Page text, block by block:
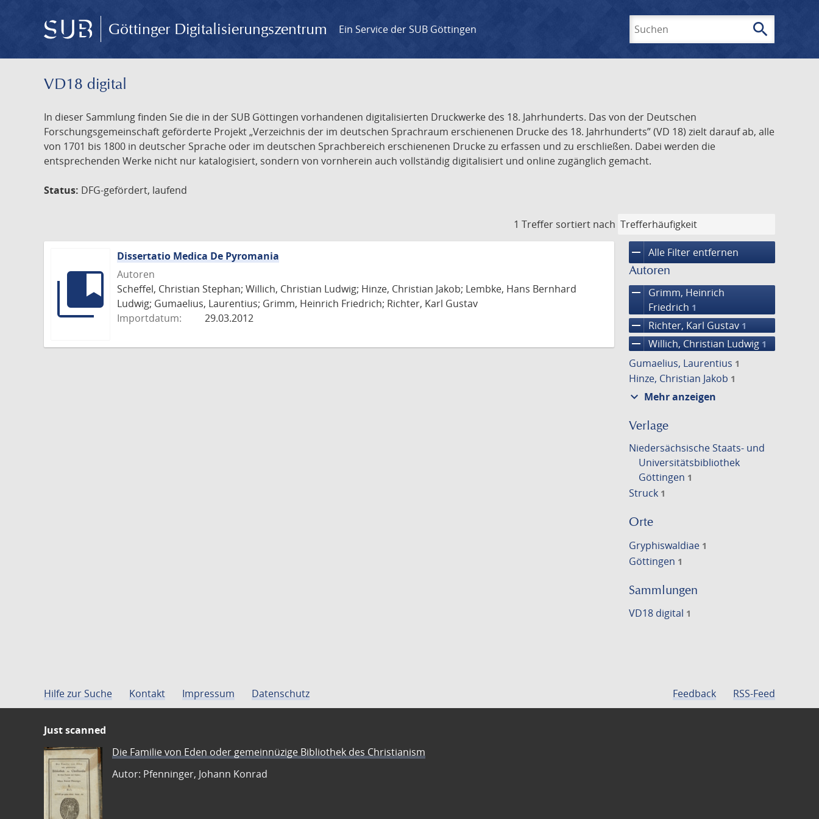
Göttinger Digitalisierungszentrum Ein Service der SUB Göttingen search
VD18 digital
In dieser Sammlung finden Sie die in der SUB Göttingen vorhandenen digitalisierten Druckwerke des 18. Jahrhunderts. Das von der Deutschen
Forschungsgemeinschaft geförderte Projekt „Verzeichnis der im deutschen Sprachraum erschienenen Drucke des 18. Jahrhunderts” (VD 18) zielt darauf ab, alle
von 1701 bis 1800 in deutscher Sprache oder im deutschen Sprachbereich erschienenen Drucke zu erfassen und zu erschließen. Dabei werden die
entsprechenden Werke nicht nur katalogisiert, sondern von vornherein auch vollständig digitalisiert und online zugänglich gemacht.
Status: DFG-gefördert, laufend
1 Treffer sortiert nach
remove Alle Filter entfernen
Autoren
remove
Grimm, Heinrich
Friedrich 1
remove Richter, Karl Gustav 1
remove Willich, Christian Ludwig 1
Gumaelius, Laurentius 1
Hinze, Christian Jakob 1
expand_more Mehr anzeigen
Verlage
Niedersächsische Staats- und
Universitätsbibliothek
Göttingen 1
Struck 1
Orte
Gryphiswaldiae 1
Göttingen 1
Sammlungen
VD18 digital 1
Dissertatio Medica De Pyromania
Autoren
Scheffel, Christian Stephan; Willich, Christian Ludwig; Hinze, Christian Jakob; Lembke, Hans Bernhard
Ludwig; Gumaelius, Laurentius; Grimm, Heinrich Friedrich; Richter, Karl Gustav
Importdatum:
29.03.2012
Hilfe zur Suche Kontakt Impressum Datenschutz Feedback RSS-Feed
Just scanned
Die Familie von Eden oder gemeinnüzige Bibliothek des Christianism
Autor: Pfenninger, Johann Konrad